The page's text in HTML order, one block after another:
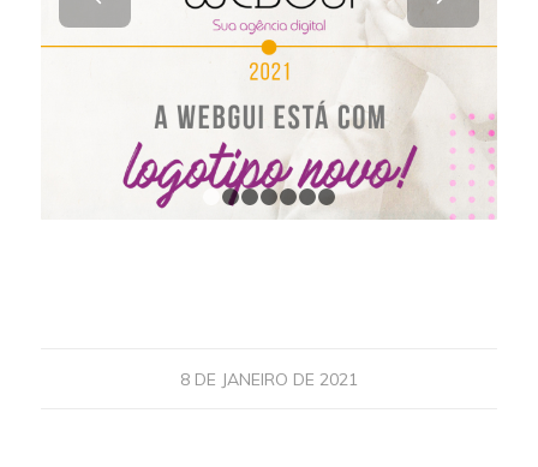
1 2 3 4 5 6 7
8 DE JANEIRO DE 2021